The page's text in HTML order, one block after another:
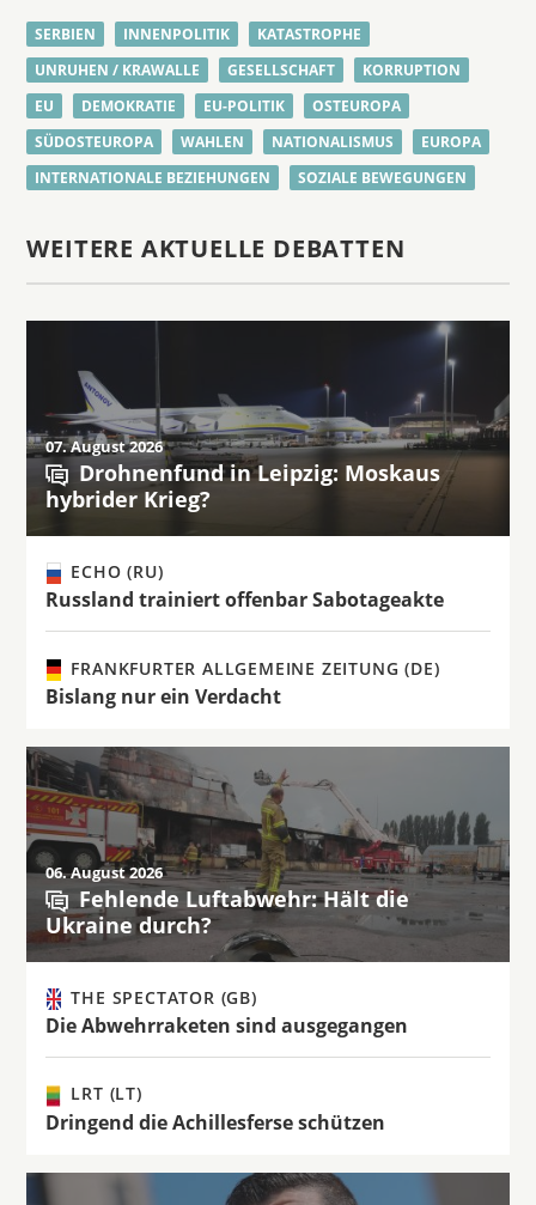
SERBIEN INNENPOLITIK
KATASTROPHE
UNRUHEN / KRAWALLE
GESELLSCHAFT
KORRUPTION
EU
DEMOKRATIE EU-POLITIK
OSTEUROPA
SÜDOSTEUROPA
WAHLEN NATIONALISMUS
EUROPA
INTERNATIONALE BEZIEHUNGEN
SOZIALE BEWEGUNGEN
WEITERE AKTUELLE DEBATTEN
07. August 2026
Drohnenfund in Leipzig: Moskaus
hybrider Krieg?
ECHO (RU)
Russland trainiert offenbar Sabotageakte
FRANKFURTER ALLGEMEINE ZEITUNG (DE)
Bislang nur ein Verdacht
06. August 2026
Fehlende Luftabwehr: Hält die
Ukraine durch?
THE SPECTATOR (GB)
Die Abwehrraketen sind ausgegangen
LRT (LT)
Dringend die Achillesferse schützen